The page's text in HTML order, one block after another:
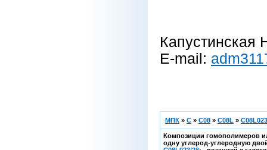
Капустинская
E-mail:
МПК » C » C08 » C08L »
Композиции гомополимеров
одну углерод-углеродную